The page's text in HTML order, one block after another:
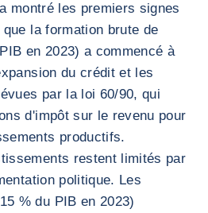
montré les premiers signes
la formation brute de
en 2023) a commencé à
du crédit et les
par la loi 60/90, qui
d'impôt sur le revenu pour
productifs.
restent limités par
politique. Les
% du PIB en 2023)